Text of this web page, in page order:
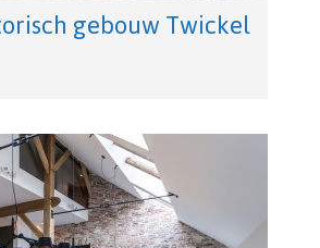
gebouw Twickel